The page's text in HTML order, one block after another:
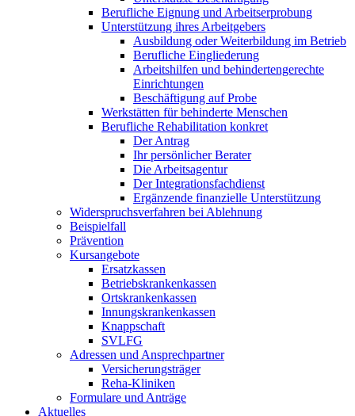
Berufliche Eignung und Arbeitserprobung
Unterstützung ihres Arbeitgebers
Ausbildung oder Weiterbildung im Betrieb
Berufliche Eingliederung
Arbeitshilfen und behindertengerechte
Einrichtungen
Beschäftigung auf Probe
Werkstätten für behinderte Menschen
Berufliche Rehabilitation konkret
Der Antrag
Ihr persönlicher Berater
Die Arbeitsagentur
Der Integrationsfachdienst
Ergänzende finanzielle Unterstützung
Widerspruchsverfahren bei Ablehnung
Beispielfall
Prävention
Kursangebote
Ersatzkassen
Betriebskrankenkassen
Ortskrankenkassen
Innungskrankenkassen
Knappschaft
SVLFG
Adressen und Ansprechpartner
Versicherungsträger
Reha-Kliniken
Formulare und Anträge
Aktuelles